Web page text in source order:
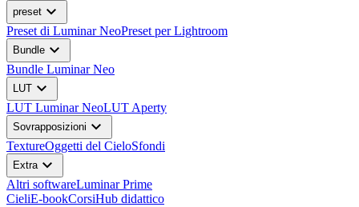
preset expand_more
Preset di Luminar NeoPreset per Lightroom
Bundle expand_more
Bundle Luminar Neo
LUT expand_more
LUT Luminar NeoLUT Aperty
Sovrapposizioni expand_more
TextureOggetti del CieloSfondi
Extraexpand_more
Altri softwareLuminar Prime
CieliE-bookCorsiHub didattico